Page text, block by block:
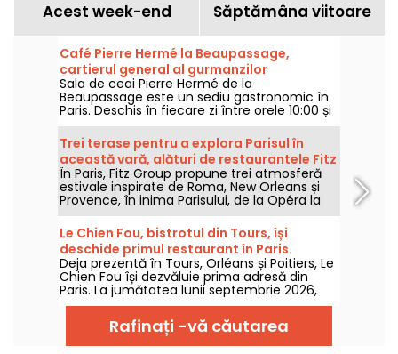
Acest week-end Săptămâna viitoare
Café Pierre Hermé la Beaupassage,
cartierul general al gurmanzilor
Sala de ceai Pierre Hermé de la
Beaupassage este un sediu gastronomic în
Paris. Deschis în fiecare zi între orele 10:00 și
20:00, acest loc este o necesitate pentru
iubitorii de patiserie. Pentru prânz, ceai sau
chiar brunch, Pierre Hermé oferă o gamă
largă de bunătăți dulci și sărate.
Trei terase pentru a explora Parisul în
această vară, alături de restaurantele Fitz
Group
În Paris, Fitz Group propune trei atmosferă
estivale inspirate de Roma, New Orleans și
Provence, în inima Parisului, de la Opéra la
Turnul Eiffel. Fiecare adresă, grație terasei
sale, oferă o oprire în adevăratul sens al
cuvântului, fără a părăsi capitala.
Le Chien Fou, bistrotul din Tours, își
deschide primul restaurant în Paris.
Deja prezentă în Tours, Orléans și Poitiers, Le
Chien Fou își dezvăluie prima adresă din
Paris. La jumătatea lunii septembrie 2026,
acest bistrot, cunoscut pentru bucătăria sa
de casă, pentru felurile de împărțit și pentru
crama de vinuri, își va deschide porțile pe
strada Feydeau, în al doilea arondisment al
Rafinați -vă căutarea